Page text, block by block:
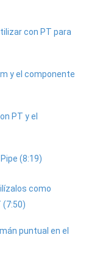
con PT para
y el componente
PT y el
(8:19)
como
puntual en el